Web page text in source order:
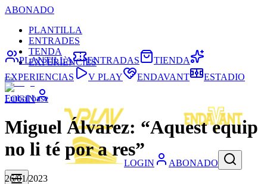
ABONADO
PLANTILLA
ENTRADES
TENDA
EXPERIÈNCIES
LOGIN
LOGIN ABONADO
PLANTILLA ENTRADAS
TIENDA
EXPERIENCIAS
V PLAY ENDAVANT ESTADIO
Futbol base
Miguel Álvarez: “Aquest equip
no li té por a res”
26/01/2023